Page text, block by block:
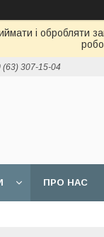
і обробляти
(63) 307-15-04
ПРО НАС